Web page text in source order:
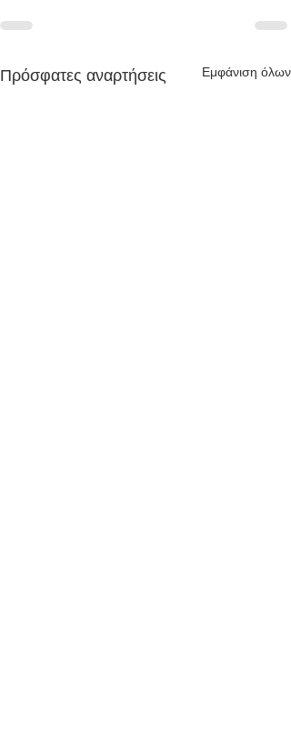
Πρόσφατες αναρτήσεις Εμφάνιση όλων